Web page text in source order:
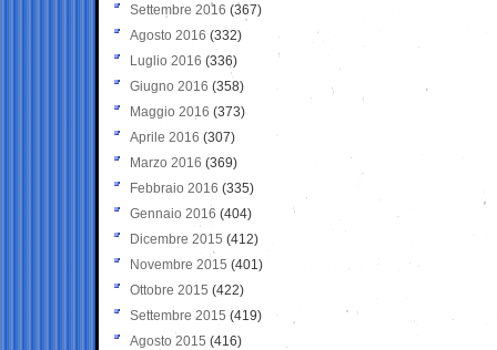
Settembre 2016 (367)
Agosto 2016 (332)
Luglio 2016 (336)
Giugno 2016 (358)
Maggio 2016 (373)
Aprile 2016 (307)
Marzo 2016 (369)
Febbraio 2016 (335)
Gennaio 2016 (404)
Dicembre 2015 (412)
Novembre 2015 (401)
Ottobre 2015 (422)
Settembre 2015 (419)
Agosto 2015 (416)